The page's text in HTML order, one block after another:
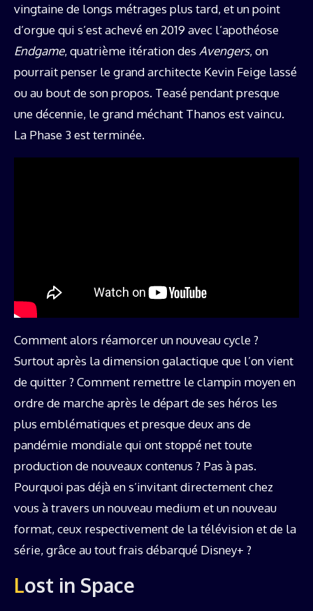
vingtaine de longs métrages plus tard, et un point
d’orgue qui s’est achevé en 2019 avec l’apothéose
Endgame, quatrième itération des Avengers, on
pourrait penser le grand architecte Kevin Feige lassé
ou au bout de son propos. Teasé pendant presque
une décennie, le grand méchant Thanos est vaincu.
La Phase 3 est terminée.
Comment alors réamorcer un nouveau cycle ?
Surtout après la dimension galactique que l’on vient
de quitter ? Comment remettre le clampin moyen en
ordre de marche après le départ de ses héros les
plus emblématiques et presque deux ans de
pandémie mondiale qui ont stoppé net toute
production de nouveaux contenus ? Pas à pas.
Pourquoi pas déjà en s’invitant directement chez
vous à travers un nouveau medium et un nouveau
format, ceux respectivement de la télévision et de la
série, grâce au tout frais débarqué Disney+ ?
Lost in Space